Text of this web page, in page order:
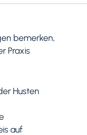
bemerken,
Praxis
Husten
auf